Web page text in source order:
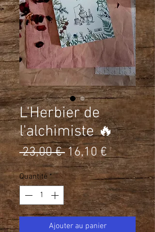
L'Herbier de
l'alchimiste 🔥
23,00 € Prix
original
16,10 €Prix
Quantité *
Ajouter au panier